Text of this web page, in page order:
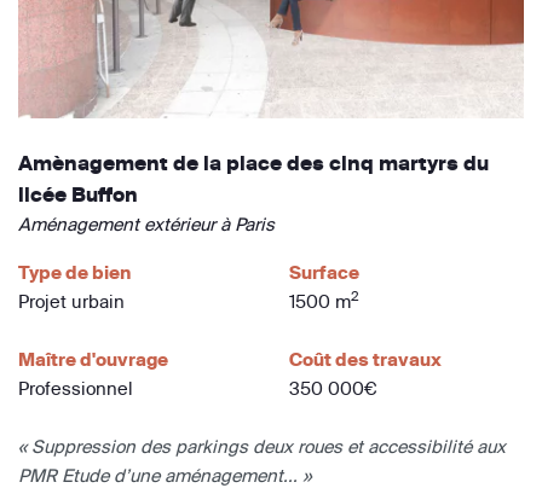
Amènagement de la place des cinq martyrs du
licée Buffon
Aménagement extérieur à Paris
Type de bien
Projet urbain
Surface
1500 m2
Maître d'ouvrage
Professionnel
Coût des travaux
350 000€
« Suppression des parkings deux roues et accessibilité aux
PMR Etude d’une aménagement... »